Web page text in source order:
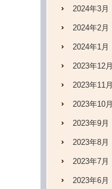
2024年3月
2024年2月
2024年1月
2023年12月
2023年11月
2023年10月
2023年9月
2023年8月
2023年7月
2023年6月